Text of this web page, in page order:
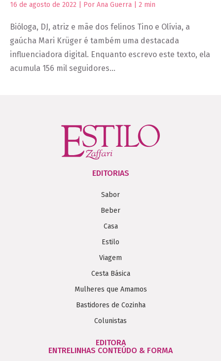
16 de agosto de 2022 | Por Ana Guerra | 2 min
Bióloga, DJ, atriz e mãe dos felinos Tino e Olívia, a
gaúcha Mari Krüger é também uma destacada
influenciadora digital. Enquanto escrevo este texto, ela
acumula 156 mil seguidores…
EDITORIAS
Sabor
Beber
Casa
Estilo
Viagem
Cesta Básica
Mulheres que Amamos
Bastidores de Cozinha
Colunistas
EDITORA
ENTRELINHAS CONTEÚDO & FORMA